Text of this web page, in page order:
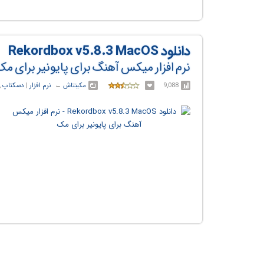
دانلود Rekordbox v5.8.3 MacOS
نرم افزار میکس آهنگ برای پایونیر برای
9,088 مکینتاش ← ‏ نرم افزار ‏| دسکتاپ,